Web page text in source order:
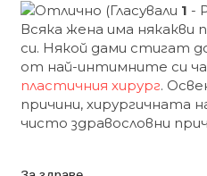
(Гласували 1 -
Всяка жена има
си. Някой дами стигат
от най-интимните си
пластичния хирург.
причини, хирургичната
чисто здравословни